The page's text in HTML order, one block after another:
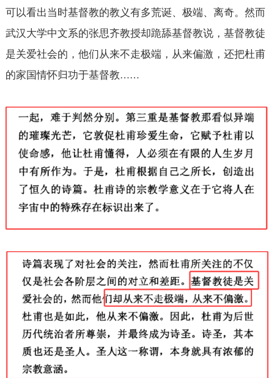
可以看出当时基督教的教义有多荒诞、极端、离奇。然而
武汉大学中文系的张思齐教授却跪舔基督教说，基督教徒
是关爱社会的，他们从来不走极端，从来偏激，还把杜甫
的家国情怀归功于基督教……